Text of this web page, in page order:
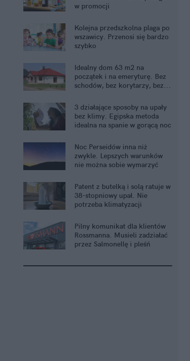
w promocji
Kolejna przedszkolna plaga po
wszawicy. Przenosi się bardzo
szybko
Idealny dom 63 m2 na
początek i na emeryturę. Bez
schodów, bez korytarzy, bez...
3 działające sposoby na upały
bez klimy. Egipska metoda
idealna na spanie w gorącą noc
Noc Perseidów inna niż
zwykle. Lepszych warunków
nie można sobie wymarzyć
Patent z butelką i solą ratuje w
38-stopniowy upał. Nie
potrzeba klimatyzacji
Pilny komunikat dla klientów
Rossmanna. Musieli zadziałać
przez Salmonellę i pleśń